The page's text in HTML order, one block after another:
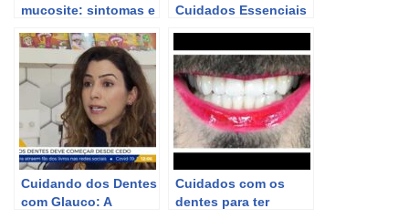
mucosite: sintomas e
gengivas sensíveis.
Cuidados Essenciais
Cuidando dos Dentes
com Glauco: A
Cuidados com os
dentes para ter